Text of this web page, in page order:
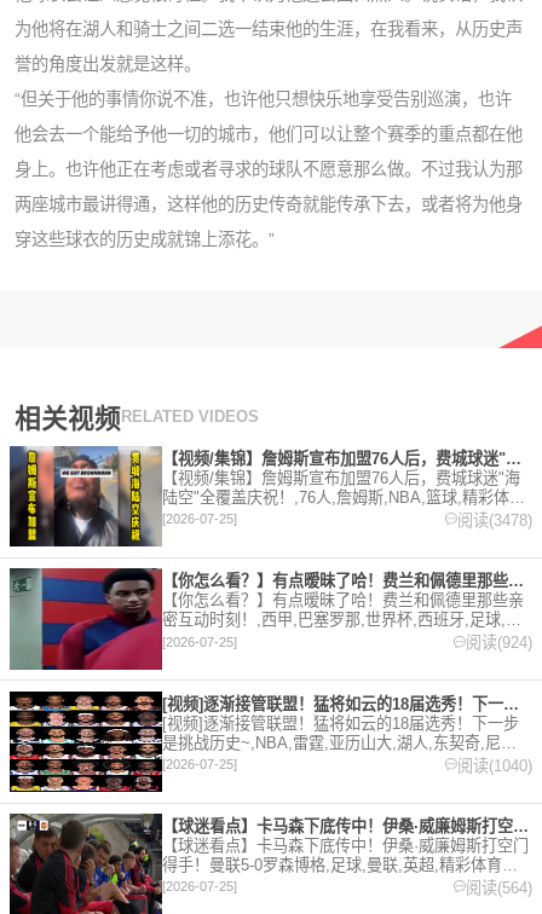
为他将在湖人和骑士之间二选一结束他的生涯，在我看来，从历史声
誉的角度出发就是这样。
“但关于他的事情你说不准，也许他只想快乐地享受告别巡演，也许
他会去一个能给予他一切的城市，他们可以让整个赛季的重点都在他
身上。也许他正在考虑或者寻求的球队不愿意那么做。不过我认为那
两座城市最讲得通，这样他的历史传奇就能传承下去，或者将为他身
穿这些球衣的历史成就锦上添花。”
相关视频 RELATED VIDEOS
【视频/集锦】詹姆斯宣布加盟76人后，费城球迷"海陆空"全覆
【视频/集锦】詹姆斯宣布加盟76人后，费城球迷"海
陆空"全覆盖庆祝！,76人,詹姆斯,NBA,篮球,精彩体育
剪辑视频在线播放。本站提供最全的篮球视频足球视
[2026-07-25] 阅读(3478)
【你怎么看？】有点暧昧了哈！费兰和佩德里那些亲密互动时刻！
【你怎么看？】有点暧昧了哈！费兰和佩德里那些亲
密互动时刻！,西甲,巴塞罗那,世界杯,西班牙,足球,精
彩体育剪辑视频在线播放。本站提供最全的篮球视频
[2026-07-25] 阅读(924)
[视频]逐渐接管联盟！猛将如云的18届选秀！下一步是挑战历史
[视频]逐渐接管联盟！猛将如云的18届选秀！下一步
是挑战历史~,NBA,雷霆,亚历山大,湖人,东契奇,尼克
斯,奇才,特雷·杨,篮网,灰熊,篮球,精彩体育剪辑视频在
线播放。本站提供最全的篮球视频足球视频,集锦,录
像。
[2026-07-25] 阅读(1040)
【球迷看点】卡马森下底传中！伊桑·威廉姆斯打空门得手！曼联5
【球迷看点】卡马森下底传中！伊桑·威廉姆斯打空门
得手！曼联5-0罗森博格,足球,曼联,英超,精彩体育剪
辑视频在线播放。本站提供最全的篮球视频足球视频,
集锦,录像。
[2026-07-25] 阅读(564)